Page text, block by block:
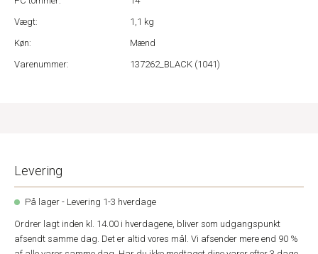
Vægt:
1,1 kg
Køn:
Mænd
Varenummer:
137262_BLACK (1041)
Levering
På lager - Levering 1-3 hverdage
Ordrer lagt inden kl. 14.00 i hverdagene, bliver som udgangspunkt
afsendt samme dag. Det er altid vores mål. Vi afsender mere end 90 %